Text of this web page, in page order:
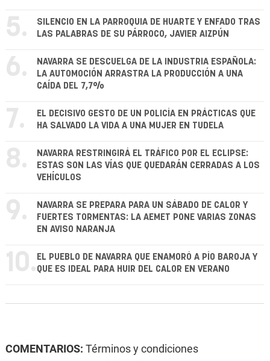
5.
SILENCIO EN LA PARROQUIA DE HUARTE Y ENFADO TRAS
LAS PALABRAS DE SU PÁRROCO, JAVIER AIZPÚN
6.
NAVARRA SE DESCUELGA DE LA INDUSTRIA ESPAÑOLA:
LA AUTOMOCIÓN ARRASTRA LA PRODUCCIÓN A UNA
CAÍDA DEL 7,7%
7.
EL DECISIVO GESTO DE UN POLICÍA EN PRÁCTICAS QUE
HA SALVADO LA VIDA A UNA MUJER EN TUDELA
8.
NAVARRA RESTRINGIRÁ EL TRÁFICO POR EL ECLIPSE:
ESTAS SON LAS VÍAS QUE QUEDARÁN CERRADAS A LOS
VEHÍCULOS
9.
NAVARRA SE PREPARA PARA UN SÁBADO DE CALOR Y
FUERTES TORMENTAS: LA AEMET PONE VARIAS ZONAS
EN AVISO NARANJA
10. EL PUEBLO DE NAVARRA QUE ENAMORÓ A PÍO BAROJA Y
QUE ES IDEAL PARA HUIR DEL CALOR EN VERANO
COMENTARIOS: Términos y condiciones